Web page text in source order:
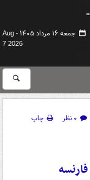
جمعه ۱۶ مرداد ۱۴۰۵ -
Aug
7 2026
۰ نظر
چاپ